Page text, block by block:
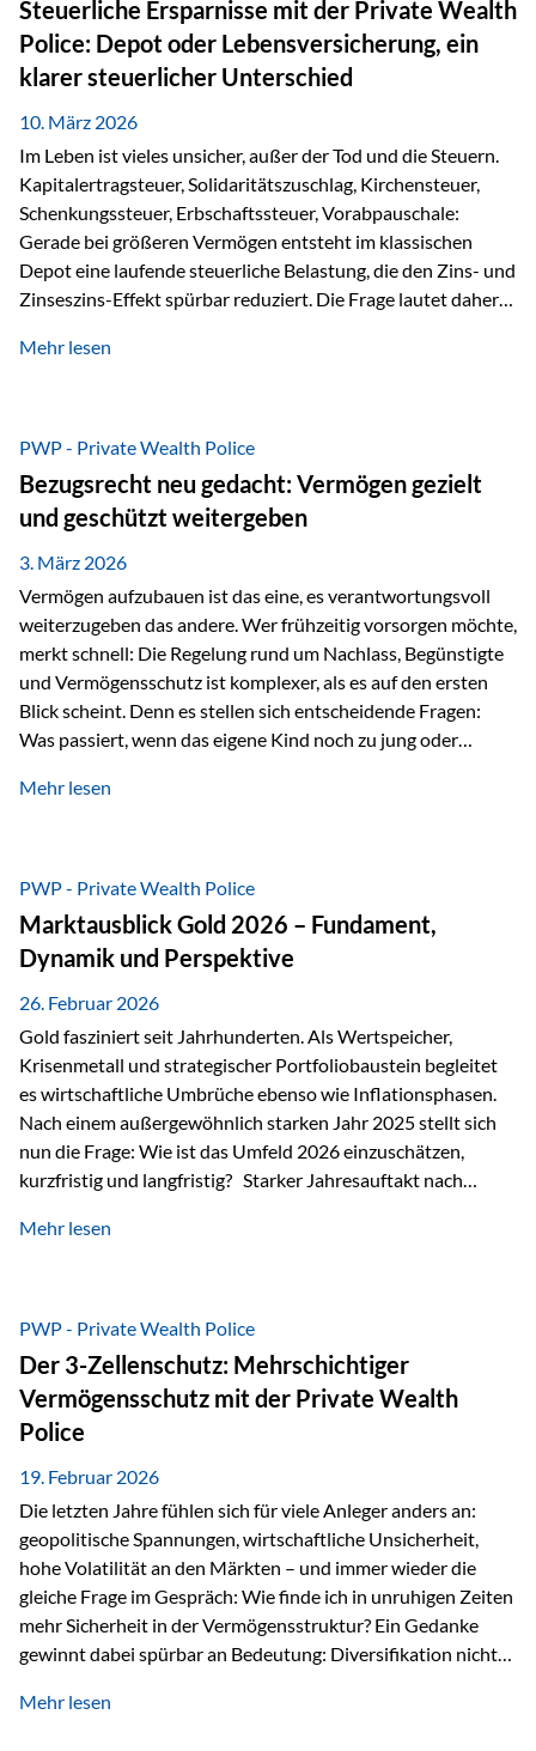
von „gut beraten“ können absolvierte Bildungsmaßnahmen
zentral erfasst und dokumentiert werden. „gut beraten“
zertifiziert Als zertifizierter Bildungsanbieter können unsere
Webinare nun für die…
Steuerliche Ersparnisse mit der Private Wealth
Police: Depot oder Lebensversicherung, ein
klarer steuerlicher Unterschied
10. März 2026
Im Leben ist vieles unsicher, außer der Tod und die Steuern.
Kapitalertragsteuer, Solidaritätszuschlag, Kirchensteuer,
Schenkungssteuer, Erbschaftssteuer, Vorabpauschale:
Gerade bei größeren Vermögen entsteht im klassischen
Depot eine laufende steuerliche Belastung, die den Zins- und
Zinseszins-Effekt spürbar reduziert. Die Frage lautet daher:
nicht laufend Kapital entziehen – sondern möglichst lange im
Privatdepot fallen an: Abgeltungssteuer Fondsbesteuerung
(Vorabpauschale, Teilfreistellung) Kein steuerlicher Abzug
der Vermögensverwaltungs-Gebühren /
Depotbankgebühren Jährliches Steuerreporting erforderlich
Zinsen, Dividenden und Kursgewinne werden laufend
besteuert.
Mehr lesen
PWP - Private Wealth Police
Bezugsrecht neu gedacht: Vermögen gezielt
und geschützt weitergeben
3. März 2026
Vermögen aufzubauen ist das eine, es verantwortungsvoll
weiterzugeben das andere. Wer frühzeitig vorsorgen möchte,
merkt schnell: Die Regelung rund um Nachlass, Begünstigte
und Vermögensschutz ist komplexer, als es auf den ersten
Blick scheint. Denn es stellen sich entscheidende Fragen:
Was passiert, wenn das eigene Kind noch zu jung oder
verwalten? Wie kann verhindert werden, dass Ex-Partner,
unbürokratisch übertragen, ohne ausschließlich auf ein
Testament angewiesen zu sein? Wenn klassische Lösungen
nicht ausreichen Traditionelle Nachlassregelungen stoßen
oft…
Mehr lesen
PWP - Private Wealth Police
Marktausblick Gold 2026 – Fundament,
Dynamik und Perspektive
26. Februar 2026
Gold fasziniert seit Jahrhunderten. Als Wertspeicher,
Krisenmetall und strategischer Portfoliobaustein begleitet
es wirtschaftliche Umbrüche ebenso wie Inflationsphasen.
Nach einem außergewöhnlich starken Jahr 2025 stellt sich
nun die Frage: Wie ist das Umfeld 2026 einzuschätzen,
kurzfristig und langfristig? Starker Jahresauftakt nach
Dynamik in das Jahr 2026 gestartet. Zwischen dem
Währungen: +11,5 % Bereits 2025 war ein außergewöhnlich
starkes Jahr: +64,4 % in USD Durchschnitt über alle
Währungen: +56,6 % Langfristig zeigt sich ebenfalls ein
solides…
Mehr lesen
PWP - Private Wealth Police
Der 3-Zellenschutz: Mehrschichtiger
Vermögensschutz mit der Private Wealth
Police
19. Februar 2026
Die letzten Jahre fühlen sich für viele Anleger anders an:
geopolitische Spannungen, wirtschaftliche Unsicherheit,
hohe Volatilität an den Märkten – und immer wieder die
gleiche Frage im Gespräch: Wie finde ich in unruhigen Zeiten
mehr Sicherheit in der Vermögensstruktur? Ein Gedanke
gewinnt dabei spürbar an Bedeutung: Diversifikation nicht
Wer Vermögen ausschließlich in einem Rechtsraum
Mehr lesen